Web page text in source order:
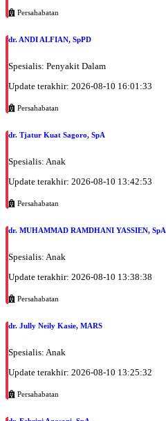
Persahabatan
dr. ANDI ALFIAN, SpPD
Spesialis: Penyakit Dalam
Update terakhir: 2026-08-10 16:01:33
Persahabatan
dr. Tjatur Kuat Sagoro, SpA
Spesialis: Anak
Update terakhir: 2026-08-10 13:42:53
Persahabatan
dr. MUHAMMAD RAMDHANI YASSIEN, SpA
Spesialis: Anak
Update terakhir: 2026-08-10 13:38:38
Persahabatan
dr. Jully Neily Kasie, MARS
Spesialis: Anak
Update terakhir: 2026-08-10 13:25:32
Persahabatan